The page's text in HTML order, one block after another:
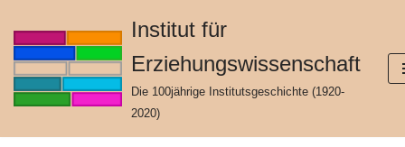
Zum
springen
Institut für
Erziehungswissenschaft
Die 100jährige Institutsgeschichte (1920-
2020)